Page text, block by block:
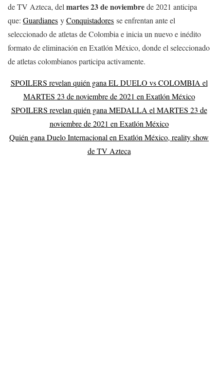
de TV Azteca, del martes 23 de noviembrede 2021 anticipa
que: Guardianes yConquistadores se enfrentan ante el
seleccionado de atletas de Colombia e inicia un nuevo e inédito
formato de eliminación en Exatlón México, donde el seleccionado
de atletas colombianos participa activamente.
SPOILERS revelan quién gana EL DUELO vs COLOMBIA el
MARTES 23 de noviembre de 2021 en Exatlón México
SPOILERS revelan quién gana MEDALLA el MARTES 23 de
noviembre de 2021 en Exatlón México
Quién gana Duelo Internacional en Exatlón México, reality show
de TV Azteca